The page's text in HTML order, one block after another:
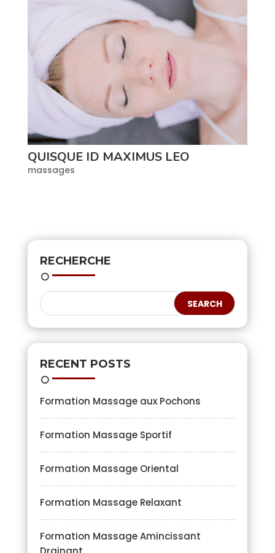
QUISQUE ID MAXIMUS LEO
massages
RECHERCHE
RECENT POSTS
Formation Massage aux Pochons
Formation Massage Sportif
Formation Massage Oriental
Formation Massage Relaxant
Formation Massage Amincissant